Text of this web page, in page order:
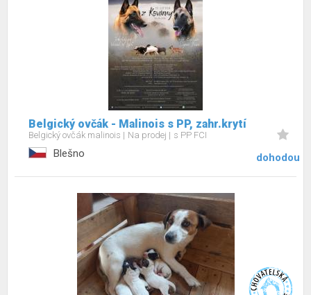
Belgický ovčák - Malinois s PP, zahr.krytí
Belgický ovčák malinois Na prodej s PP FCI
Blešno dohodou